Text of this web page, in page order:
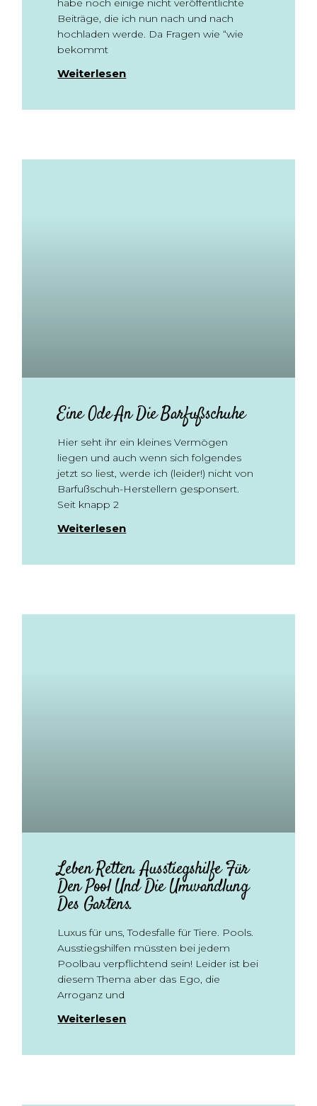
Beiträge, die ich nun nach und nach
hochladen werde. Da Fragen wie “wie
bekommt
Weiterlesen
Eine Ode An Die Barfußschuhe
Hier seht ihr ein kleines Vermögen
liegen und auch wenn sich folgendes
jetzt so liest, werde ich (leider!) nicht von
Barfußschuh-Herstellern gesponsert.
Seit knapp 2
Weiterlesen
Leben Retten. Ausstiegshilfe Für
Den Pool Und Die Umwandlung
Des Gartens.
Luxus für uns, Todesfalle für Tiere. Pools.
Ausstiegshilfen müssten bei jedem
Poolbau verpflichtend sein! Leider ist bei
diesem Thema aber das Ego, die
Arroganz und
Weiterlesen